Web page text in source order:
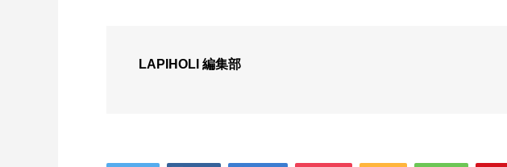
LAPIHOLI 編集部